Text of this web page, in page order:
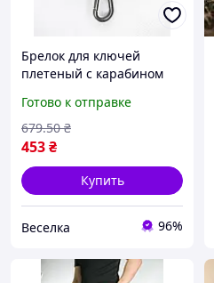
Брелок для ключей
плетеный с карабином
автомобилей и
повседневного
использования FLAME
Готово к отправке
453₴
679.50 ₴
Купить
Веселка 96%